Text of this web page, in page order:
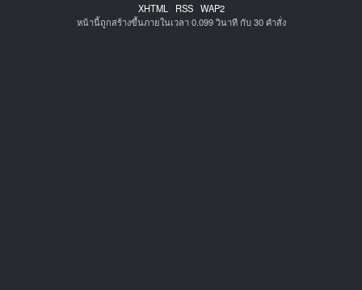
XHTML RSS WAP2
หน้านี้ถูกสร้างขึ้นภายในเวลา 0.099 วินาที กับ 30 คำสั่ง